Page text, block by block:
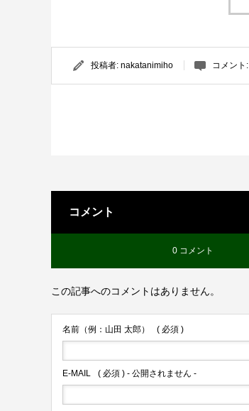
投稿者: nakatanimiho コメント:
コメント
0 コメント
この記事へのコメントはありません。
名前（例：山田 太郎） ( 必須 )
E-MAIL ( 必須 ) - 公開されません -